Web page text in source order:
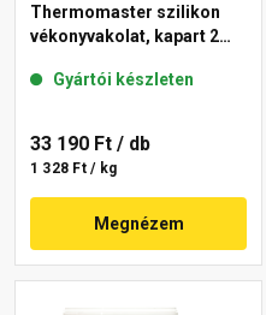
Thermomaster szilikon
vékonyvakolat, kapart 2
Gyártói készleten
33 190 Ft / db
1 328 Ft / kg
Megnézem